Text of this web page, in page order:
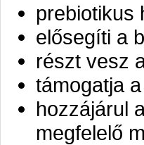
prebiotikus
elősegíti a
részt vesz
támogatja
hozzájárul
megfelelő